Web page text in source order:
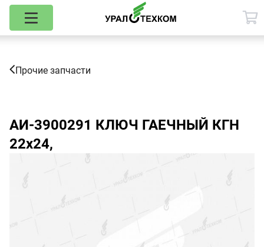
Прочие запчасти
АИ-3900291 КЛЮЧ ГАЕЧНЫЙ КГН
22х24,